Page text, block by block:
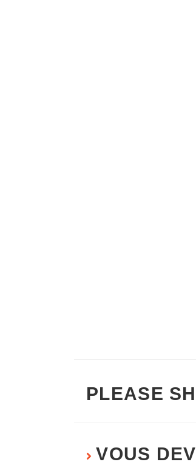
PLEASE
VOUS